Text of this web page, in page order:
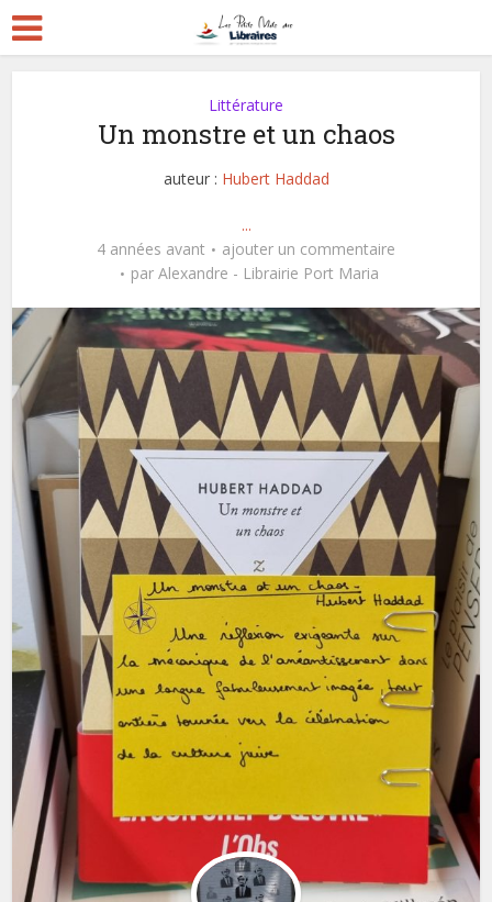
Littérature
Un monstre et un chaos
auteur : Hubert Haddad
...
4 années avant
ajouter un commentaire
par Alexandre - Librairie Port Maria